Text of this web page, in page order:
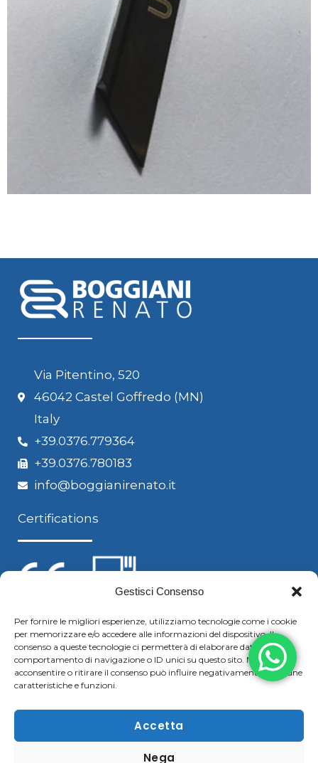
Gestisci Consenso
Per fornire le migliori esperienze, utilizziamo tecnologie come i cookie
per memorizzare e/o accedere alle informazioni del dispositivo. Il
consenso a queste tecnologie ci permetterà di elaborare dati come il
comportamento di navigazione o ID unici su questo sito. Non
acconsentire o ritirare il consenso può influire negativamente su alcune
caratteristiche e funzioni.
Accetta
Nega
Via Pitentino, 520
46042 Castel Goffredo (MN)
Italy
+39.0376.779364
+39.0376.780183
info@boggianirenato.it
Certifications
Follow us
F
c
Y
u
L
n
S
k
y
Copyright © 2021 Boggiani Renato SRLReg. Imp / P.IVA e